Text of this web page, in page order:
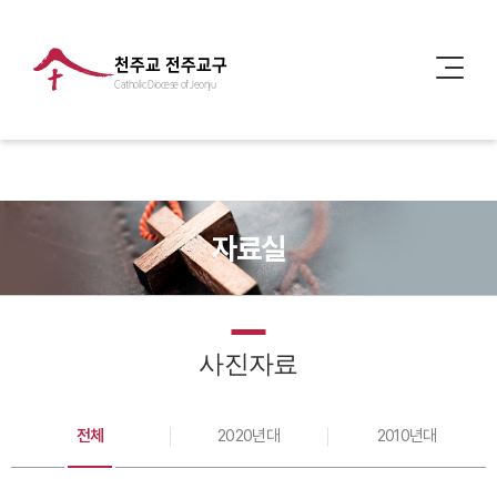
천주교 전주교구
Catholic Diocese of Jeonju
자료실
사진자료
전체 2020년대 2010년대